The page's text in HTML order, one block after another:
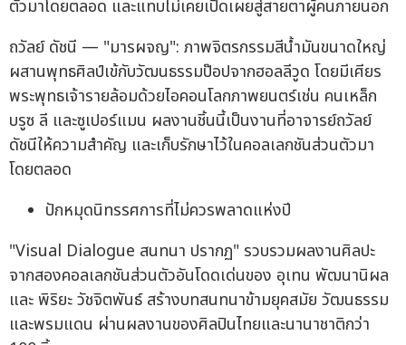
ตัวมาโดยตลอด และแทบไม่เคยเปิดเผยสู่สายตาผู้คนภายนอก
ถวัลย์ ดัชนี — "มารผจญ": ภาพจิตรกรรมสีน้ำมันขนาดใหญ่
ผสานพุทธศิลป์เข้กับวัฒนธรรมป๊อปจากฮอลลีวูด โดยมีเศียร
พระพุทธเจ้ารายล้อมด้วยไอคอนโลกภาพยนตร์เช่น คนเหล็ก
บรูซ ลี และซูเปอร์แมน ผลงานชิ้นนี้เป็นงานที่อาจารย์ถวัลย์
ดัชนีให้ความสำคัญ และเก็บรักษาไว้ในคอลเลกชันส่วนตัวมา
โดยตลอด
ปักหมุดนิทรรศการที่ไม่ควรพลาดแห่งปี
"Visual Dialogue สนทนา ปรากฏ" รวบรวมผลงานศิลปะ
จากสองคอลเลกชันส่วนตัวอันโดดเด่นของ อุเทน พัฒนานิผล
และ พิริยะ วัชจิตพันธ์ สร้างบทสนทนาข้ามยุคสมัย วัฒนธรรม
และพรมแดน ผ่านผลงานของศิลปินไทยและนานาชาติกว่า